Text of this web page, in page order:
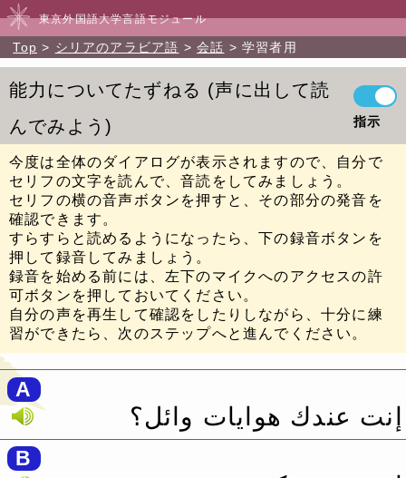
東京外国語大学言語モジュール
Top シリアのアラビア語 会話 学習者用
能力についてたずねる
声に出して読
んでみよう
指示
今度は全体のダイアログが表示されますので、自分で
セリフの文字を読んで、音読をしてみましょう。
セリフの横の音声ボタンを押すと、その部分の発音を
確認できます。
すらすらと読めるようになったら、下の録音ボタンを
押して録音してみましょう。
録音を始める前には、左下のマイクへのアクセスの許
可ボタンを押しておいてください。
自分の声を再生して確認をしたりしながら、十分に練
習ができたら、次のステップへと進んでください。
A
إنت عندك هوايات وائل؟
B